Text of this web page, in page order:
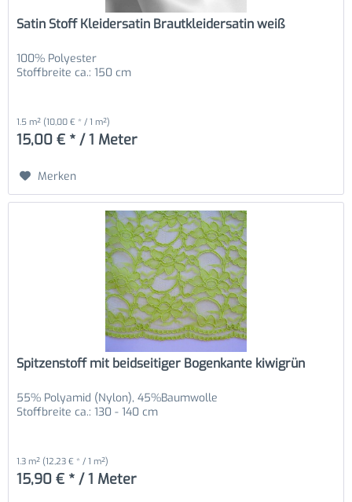
Satin Stoff Kleidersatin Brautkleidersatin weiß
100% Polyester
Stoffbreite ca.: 150 cm
1.5 m² (10,00 € * / 1 m²)
15,00 € * / 1 Meter
Merken
Spitzenstoff mit beidseitiger Bogenkante kiwigrün
55% Polyamid (Nylon), 45%Baumwolle
Stoffbreite ca.: 130 - 140 cm
1.3 m² (12,23 € * / 1 m²)
15,90 € * / 1 Meter